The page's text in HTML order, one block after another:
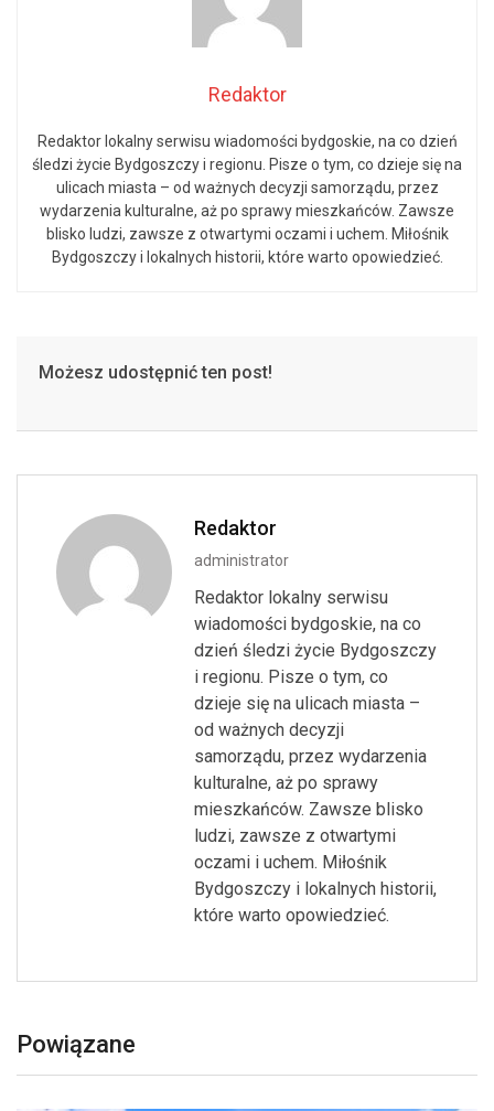
Redaktor
Redaktor lokalny serwisu wiadomości bydgoskie, na co dzień
śledzi życie Bydgoszczy i regionu. Pisze o tym, co dzieje się na
ulicach miasta – od ważnych decyzji samorządu, przez
wydarzenia kulturalne, aż po sprawy mieszkańców. Zawsze
blisko ludzi, zawsze z otwartymi oczami i uchem. Miłośnik
Bydgoszczy i lokalnych historii, które warto opowiedzieć.
Możesz udostępnić ten post!
Redaktor
administrator
Redaktor lokalny serwisu
wiadomości bydgoskie, na co
dzień śledzi życie Bydgoszczy
i regionu. Pisze o tym, co
dzieje się na ulicach miasta –
od ważnych decyzji
samorządu, przez wydarzenia
kulturalne, aż po sprawy
mieszkańców. Zawsze blisko
ludzi, zawsze z otwartymi
oczami i uchem. Miłośnik
Bydgoszczy i lokalnych historii,
które warto opowiedzieć.
Powiązane